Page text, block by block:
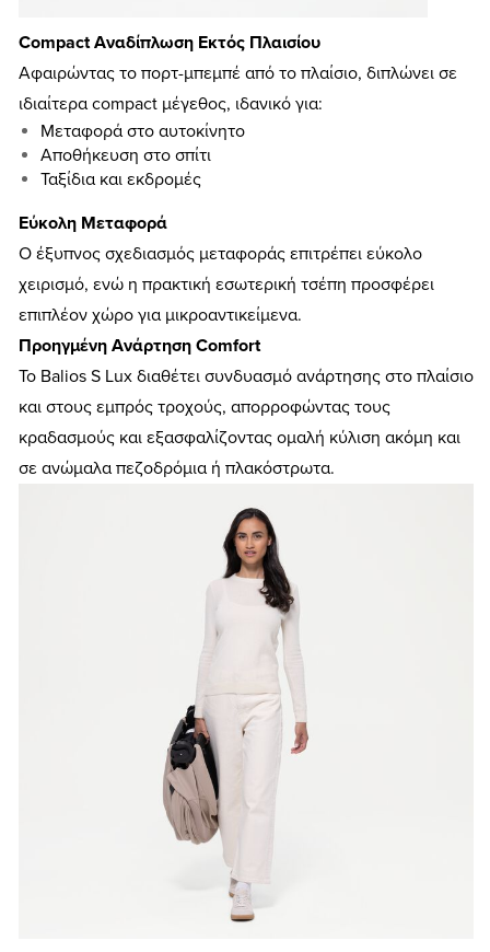
Compact Αναδίπλωση Εκτός Πλαισίου
Αφαιρώντας το πορτ-μπεμπέ από το πλαίσιο, διπλώνει σε
ιδιαίτερα compact μέγεθος, ιδανικό για:
Μεταφορά στο αυτοκίνητο
Αποθήκευση στο σπίτι
Ταξίδια και εκδρομές
Εύκολη Μεταφορά
Ο έξυπνος σχεδιασμός μεταφοράς επιτρέπει εύκολο
χειρισμό, ενώ η πρακτική εσωτερική τσέπη προσφέρει
επιπλέον χώρο για μικροαντικείμενα.
Προηγμένη Ανάρτηση Comfort
Το Balios S Lux διαθέτει συνδυασμό ανάρτησης στο πλαίσιο
και στους εμπρός τροχούς, απορροφώντας τους
κραδασμούς και εξασφαλίζοντας ομαλή κύλιση ακόμη και
σε ανώμαλα πεζοδρόμια ή πλακόστρωτα.